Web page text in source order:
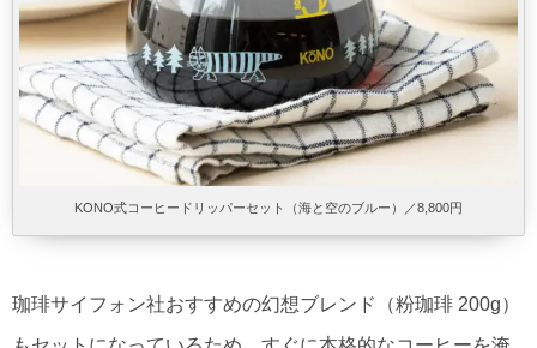
KONO式コーヒードリッパーセット（海と空のブルー）／8,800円
珈琲サイフォン社おすすめの幻想ブレンド（粉珈琲 200g）